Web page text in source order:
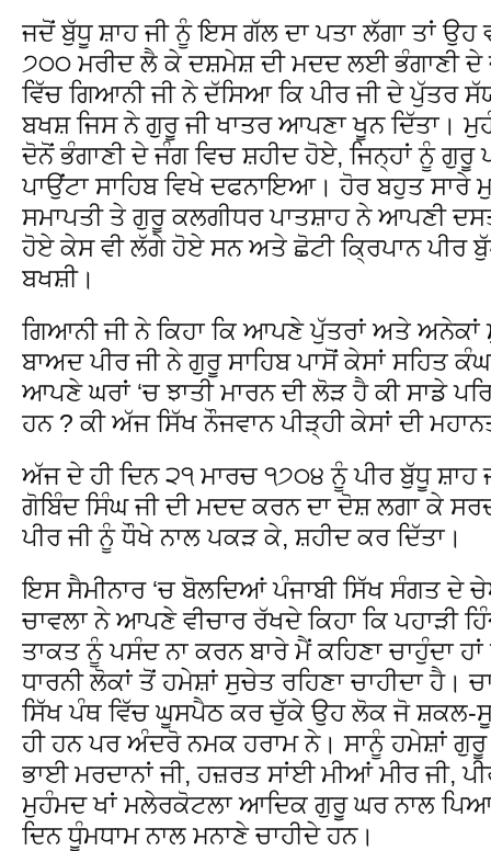
ਜਦੋਂ ਬੁੱਧੂ ਸ਼ਾਹ ਜੀ ਨੂੰ ਇਸ ਗੱਲ ਦਾ ਪਤਾ ਲੱਗਾ ਤਾਂ
੭੦੦ ਮਰੀਦ ਲੈ ਕੇ ਦਸ਼ਮੇਸ਼ ਦੀ ਮਦਦ ਲਈ ਭੰਗਾਣੀ
ਵਿੱਚ ਗਿਆਨੀ ਜੀ ਨੇ ਦੱਸਿਆ ਕਿ ਪੀਰ ਜੀ ਦੇ ਪੁੱਤਰ
ਬਖਸ਼ ਜਿਸ ਨੇ ਗੁਰੂ ਜੀ ਖਾਤਰ ਆਪਣਾ ਖੂਨ ਦਿੱਤਾ।
ਦੋਨੋਂ ਭੰਗਾਣੀ ਦੇ ਜੰਗ ਵਿਚ ਸ਼ਹੀਦ ਹੋਏ, ਜਿਨ੍ਹਾਂ ਨੂੰ ਗੁਰੂ
ਪਾਉਂਟਾ ਸਾਹਿਬ ਵਿਖੇ ਦਫਨਾਇਆ। ਹੋਰ ਬਹੁਤ ਸਾਰੇ
ਸਮਾਪਤੀ ਤੇ ਗੁਰੂ ਕਲਗੀਧਰ ਪਾਤਸ਼ਾਹ ਨੇ ਆਪਣੀ
ਹੋਏ ਕੇਸ ਵੀ ਲੱਗੇ ਹੋਏ ਸਨ ਅਤੇ ਛੋਟੀ ਕ੍ਰਿਪਾਨ ਪੀਰ
ਬਖਸ਼ੀ।
ਗਿਆਨੀ ਜੀ ਨੇ ਕਿਹਾ ਕਿ ਆਪਣੇ ਪੁੱਤਰਾਂ ਅਤੇ ਅਨੇਕਾਂ
ਬਾਅਦ ਪੀਰ ਜੀ ਨੇ ਗੁਰੂ ਸਾਹਿਬ ਪਾਸੋਂ ਕੇਸਾਂ ਸਹਿਤ
ਆਪਣੇ ਘਰਾਂ ‘ਚ ਝਾਤੀ ਮਾਰਨ ਦੀ ਲੋੜ ਹੈ ਕੀ ਸਾਡੇ
ਹਨ ? ਕੀ ਅੱਜ ਸਿੱਖ ਨੌਜਵਾਨ ਪੀੜ੍ਹੀ ਕੇਸਾਂ ਦੀ
ਅੱਜ ਦੇ ਹੀ ਦਿਨ ੨੧ ਮਾਰਚ ੧੭੦੪ ਨੂੰ ਪੀਰ ਬੁੱਧੂ ਸ਼ਾਹ
ਗੋਬਿੰਦ ਸਿੰਘ ਜੀ ਦੀ ਮਦਦ ਕਰਨ ਦਾ ਦੋਸ਼ ਲਗਾ ਕੇ
ਪੀਰ ਜੀ ਨੂੰ ਧੌਖੇ ਨਾਲ ਪਕੜ ਕੇ, ਸ਼ਹੀਦ ਕਰ ਦਿੱਤਾ।
ਇਸ ਸੈਮੀਨਾਰ ‘ਚ ਬੋਲਦਿਆਂ ਪੰਜਾਬੀ ਸਿੱਖ ਸੰਗਤ ਦੇ
ਚਾਵਲਾ ਨੇ ਆਪਣੇ ਵੀਚਾਰ ਰੱਖਦੇ ਕਿਹਾ ਕਿ ਪਹਾੜੀ
ਤਾਕਤ ਨੂੰ ਪਸੰਦ ਨਾ ਕਰਨ ਬਾਰੇ ਮੈਂ ਕਹਿਣਾ ਚਾਹੁੰਦਾ
ਧਾਰਨੀ ਲੋਕਾਂ ਤੋਂ ਹਮੇਸ਼ਾਂ ਸੁਚੇਤ ਰਹਿਣਾ ਚਾਹੀਦਾ
ਸਿੱਖ ਪੰਥ ਵਿੱਚ ਘੂਸਪੈਠ ਕਰ ਚੁੱਕੇ ਉਹ ਲੋਕ ਜੋ ਸ਼ਕਲ-
ਹੀ ਹਨ ਪਰ ਅੰਦਰੋ ਨਮਕ ਹਰਾਮ ਨੇ। ਸਾਨੂੰ ਹਮੇਸ਼ਾਂ
ਭਾਈ ਮਰਦਾਨਾਂ ਜੀ, ਹਜ਼ਰਤ ਸਾਂਈ ਮੀਆਂ ਮੀਰ ਜੀ,
ਮੁਹੰਮਦ ਖਾਂ ਮਲੇਰਕੋਟਲਾ ਆਦਿਕ ਗੁਰੂ ਘਰ ਨਾਲ
ਦਿਨ ਧੂੰਮਧਾਮ ਨਾਲ ਮਨਾਣੇ ਚਾਹੀਦੇ ਹਨ।